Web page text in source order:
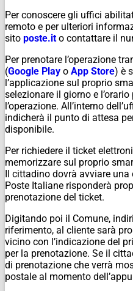
Per conoscere gli uffici
remoto e per ulteriori
sito poste.it o contattare il
Per prenotare l’operazione
(Google Play o App Store) è
l’applicazione sul proprio
selezionare il giorno e
l’operazione. All’interno
indicherà il punto di attesa
disponibile.
Per richiedere il ticket
memorizzare sul proprio
Il cittadino dovrà avviare
Poste Italiane risponderà
prenotazione del ticket.
Digitando poi il Comune,
riferimento, al cliente sarà
vicino con l’indicazione del
per la prenotazione. Se il
di prenotazione che verrà
postale al momento